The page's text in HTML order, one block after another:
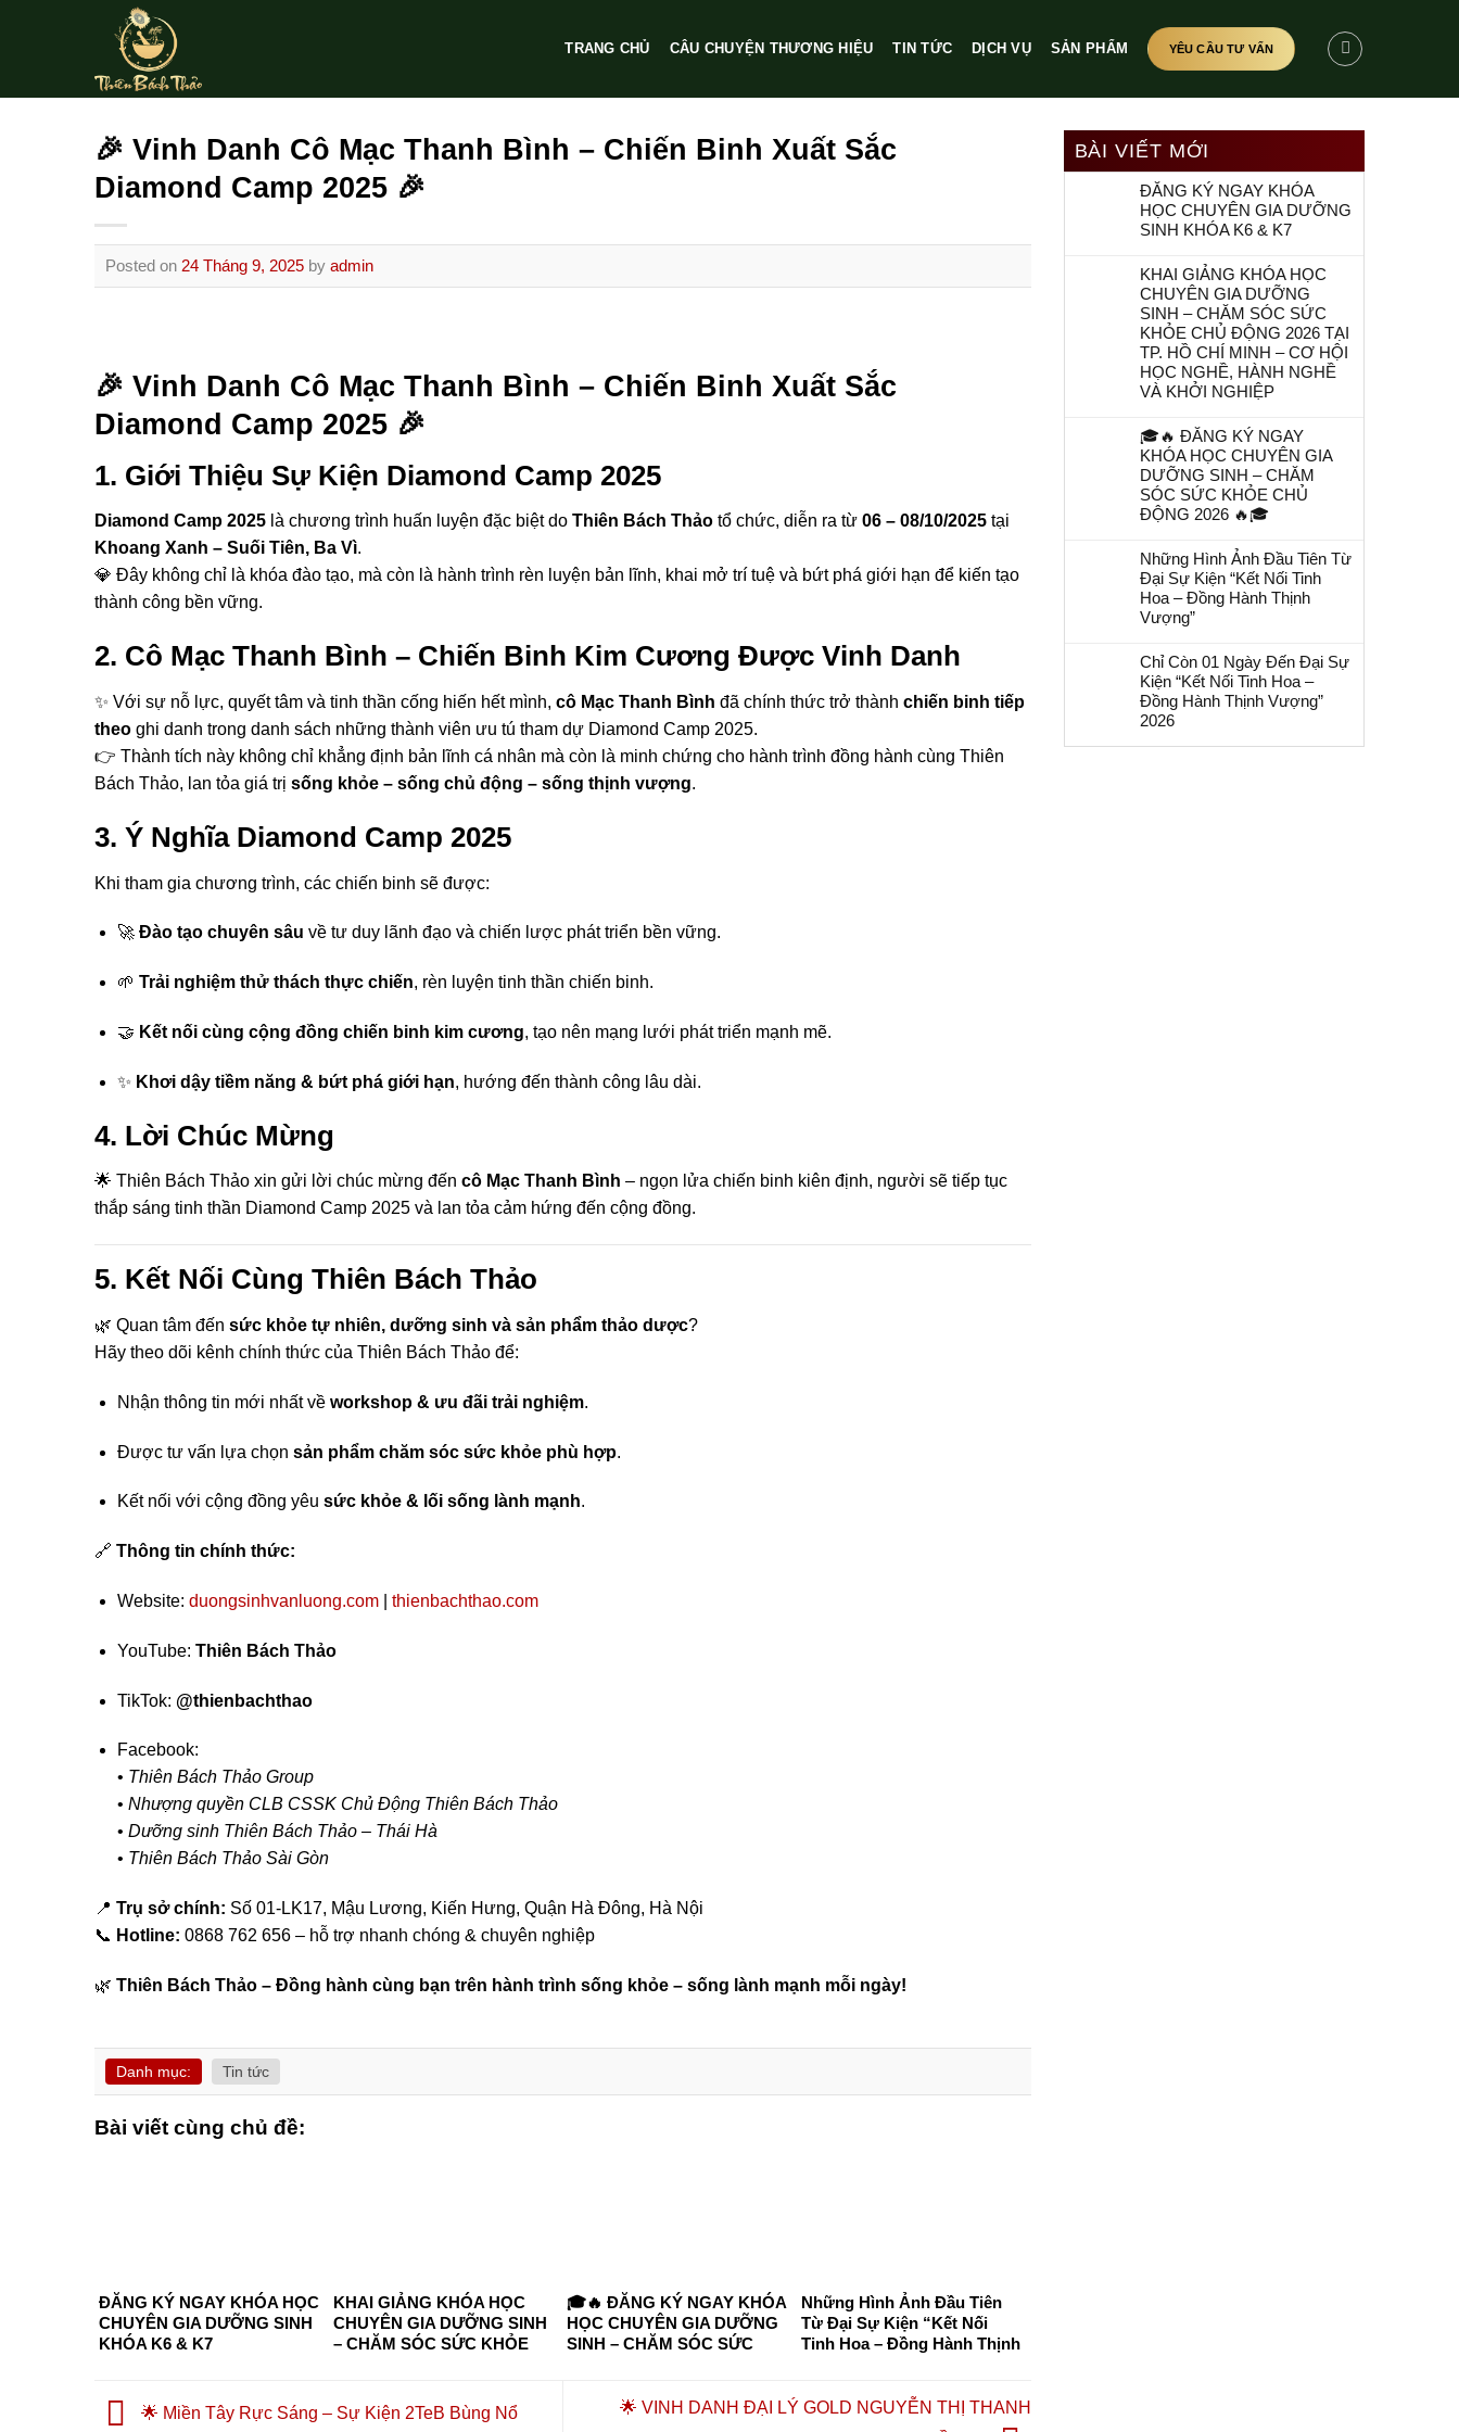
TRANG CHỦ CÂU CHUYỆN THƯƠNG HIỆU TIN TỨC DỊCH VỤ SẢN PHẨM YÊU CẦU TƯ VẤN
🎉 Vinh Danh Cô Mạc Thanh Bình – Chiến Binh Xuất Sắc
Diamond Camp 2025 🎉
Posted on 24 Tháng 9, 2025 by admin
🎉 Vinh Danh Cô Mạc Thanh Bình – Chiến Binh Xuất Sắc
Diamond Camp 2025 🎉
1. Giới Thiệu Sự Kiện Diamond Camp 2025
Diamond Camp 2025 là chương trình huấn luyện đặc biệt do Thiên Bách Thảo tổ chức, diễn ra từ 06 – 08/10/2025 tại
Khoang Xanh – Suối Tiên, Ba Vì.
💎 Đây không chỉ là khóa đào tạo, mà còn là hành trình rèn luyện bản lĩnh, khai mở trí tuệ và bứt phá giới hạn để kiến tạo
thành công bền vững.
2. Cô Mạc Thanh Bình – Chiến Binh Kim Cương Được Vinh Danh
✨ Với sự nỗ lực, quyết tâm và tinh thần cống hiến hết mình, cô Mạc Thanh Bình đã chính thức trở thành chiến binh tiếp
theo ghi danh trong danh sách những thành viên ưu tú tham dự Diamond Camp 2025.
👉 Thành tích này không chỉ khẳng định bản lĩnh cá nhân mà còn là minh chứng cho hành trình đồng hành cùng Thiên
Bách Thảo, lan tỏa giá trị sống khỏe – sống chủ động – sống thịnh vượng.
3. Ý Nghĩa Diamond Camp 2025
Khi tham gia chương trình, các chiến binh sẽ được:
🚀 Đào tạo chuyên sâu về tư duy lãnh đạo và chiến lược phát triển bền vững.
🌱 Trải nghiệm thử thách thực chiến, rèn luyện tinh thần chiến binh.
🤝 Kết nối cùng cộng đồng chiến binh kim cương, tạo nên mạng lưới phát triển mạnh mẽ.
✨ Khơi dậy tiềm năng & bứt phá giới hạn, hướng đến thành công lâu dài.
4. Lời Chúc Mừng
🌟 Thiên Bách Thảo xin gửi lời chúc mừng đến cô Mạc Thanh Bình – ngọn lửa chiến binh kiên định, người sẽ tiếp tục
thắp sáng tinh thần Diamond Camp 2025 và lan tỏa cảm hứng đến cộng đồng.
5. Kết Nối Cùng Thiên Bách Thảo
🌿 Quan tâm đến sức khỏe tự nhiên, dưỡng sinh và sản phẩm thảo dược?
Hãy theo dõi kênh chính thức của Thiên Bách Thảo để:
Nhận thông tin mới nhất về workshop & ưu đãi trải nghiệm.
Được tư vấn lựa chọn sản phẩm chăm sóc sức khỏe phù hợp.
Kết nối với cộng đồng yêu sức khỏe & lối sống lành mạnh.
🔗 Thông tin chính thức:
Website: duongsinhvanluong.com| thienbachthao.com
YouTube: Thiên Bách Thảo
TikTok: @thienbachthao
Facebook:
• Thiên Bách Thảo Group
• Nhượng quyền CLB CSSK Chủ Động Thiên Bách Thảo
• Dưỡng sinh Thiên Bách Thảo – Thái Hà
• Thiên Bách Thảo Sài Gòn
📍 Trụ sở chính: Số 01-LK17, Mậu Lương, Kiến Hưng, Quận Hà Đông, Hà Nội
📞 Hotline: 0868 762 656 – hỗ trợ nhanh chóng & chuyên nghiệp
🌿 Thiên Bách Thảo – Đồng hành cùng bạn trên hành trình sống khỏe – sống lành mạnh mỗi ngày!
Danh mục: Tin tức
Bài viết cùng chủ đề:
ĐĂNG KÝ NGAY KHÓA HỌC
CHUYÊN GIA DƯỠNG SINH
KHÓA K6 & K7
KHAI GIẢNG KHÓA HỌC
CHUYÊN GIA DƯỠNG SINH
– CHĂM SÓC SỨC KHỎE
NGHỀ, HÀNH NGHỀ VÀ
KHỞI NGHIỆP
🎓🔥 ĐĂNG KÝ NGAY KHÓA
HỌC CHUYÊN GIA DƯỠNG
SINH – CHĂM SÓC SỨC
Những Hình Ảnh Đầu Tiên
Từ Đại Sự Kiện “Kết Nối
Tinh Hoa – Đồng Hành Thịnh
🌟 Miền Tây Rực Sáng – Sự Kiện 2TeB Bùng Nổ
🌟 VINH DANH ĐẠI LÝ GOLD NGUYỄN THỊ THANH
BÀI VIẾT MỚI
ĐĂNG KÝ NGAY KHÓA
HỌC CHUYÊN GIA DƯỠNG
SINH KHÓA K6 & K7
KHAI GIẢNG KHÓA HỌC
CHUYÊN GIA DƯỠNG
SINH – CHĂM SÓC SỨC
KHỎE CHỦ ĐỘNG 2026 TẠI
TP. HỒ CHÍ MINH – CƠ HỘI
HỌC NGHỀ, HÀNH NGHỀ
VÀ KHỞI NGHIỆP
🎓🔥 ĐĂNG KÝ NGAY
KHÓA HỌC CHUYÊN GIA
DƯỠNG SINH – CHĂM
SÓC SỨC KHỎE CHỦ
ĐỘNG 2026 🔥🎓
Những Hình Ảnh Đầu Tiên Từ
Đại Sự Kiện “Kết Nối Tinh
Hoa – Đồng Hành Thịnh
Vượng”
Chỉ Còn 01 Ngày Đến Đại Sự
Kiện “Kết Nối Tinh Hoa –
Đồng Hành Thịnh Vượng”
2026